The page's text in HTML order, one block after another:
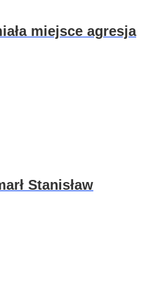
miejsce agresja
Stanisław